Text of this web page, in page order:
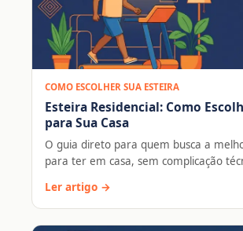
COMO ESCOLHER SUA ESTEIRA
Esteira Residencial: Como
para Sua Casa
O guia direto para quem busca a
para ter em casa, sem complicação
Ler artigo →